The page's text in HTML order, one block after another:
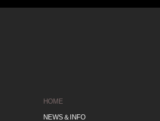
HOME
NEWS＆INFO